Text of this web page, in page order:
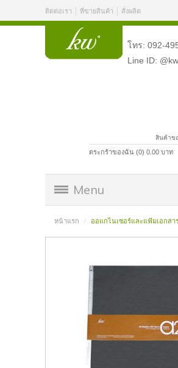
ติดต่อเรา ที่ขายสินค้า สั่งผลิต
โทร: 092-
Line ID:
สินค้าข
ตระกร้าของฉัน (0) 0.00 บาท
Menu
หน้าแรก ออแกไนเซอร์และแฟ้มเอกสา